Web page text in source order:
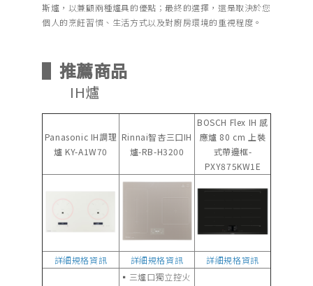
斯爐，以兼顧兩種爐具的優點；最終的選擇，還是取決於您
個人的烹飪習慣、生活方式以及對廚房環境的重視程度。
▌推薦商品
IH爐
Panasonic IH調理
爐 KY-A1W70
Rinnai智杏三口IH
爐-RB-H3200
BOSCH Flex IH 感
應爐 80 cm 上裝
式帶邊框-
PXY875KW1E
詳細規格資訊 詳細規格資訊 詳細規格資訊
▪︎三爐口獨立控火